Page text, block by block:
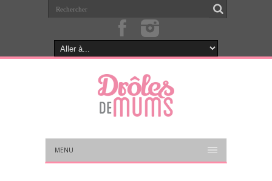
MENU